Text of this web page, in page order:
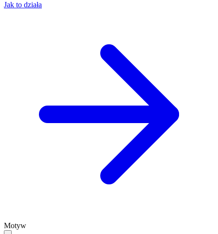
Jak to działa
Motyw